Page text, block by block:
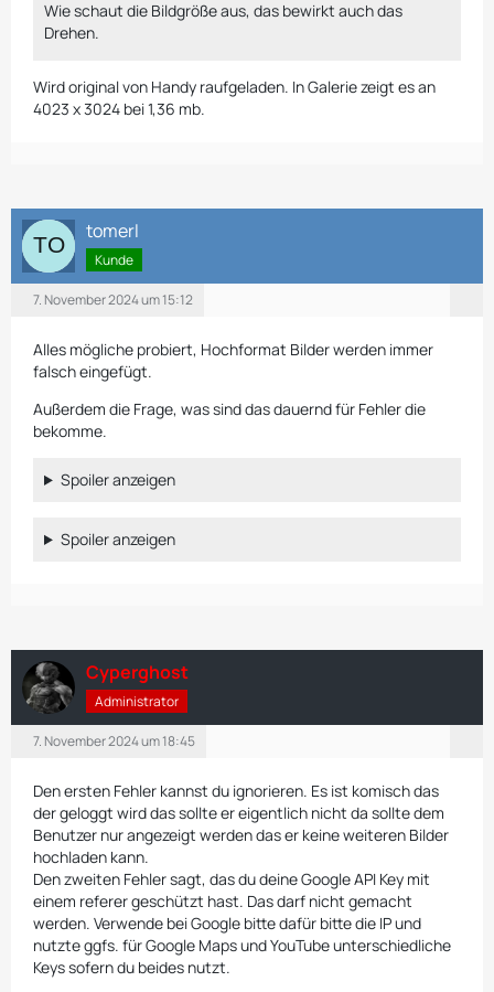
Wie schaut die Bildgröße aus, das bewirkt auch das
Drehen.
Wird original von Handy raufgeladen. In Galerie zeigt es an
4023 x 3024 bei 1,36 mb.
tomerl
Kunde
7. November 2024 um 15:12
Alles mögliche probiert, Hochformat Bilder werden immer
falsch eingefügt.
Außerdem die Frage, was sind das dauernd für Fehler die
bekomme.
Spoiler anzeigen
Spoiler anzeigen
Cyperghost
Administrator
7. November 2024 um 18:45
Den ersten Fehler kannst du ignorieren. Es ist komisch das
der geloggt wird das sollte er eigentlich nicht da sollte dem
Benutzer nur angezeigt werden das er keine weiteren Bilder
hochladen kann.
Den zweiten Fehler sagt, das du deine Google API Key mit
einem referer geschützt hast. Das darf nicht gemacht
werden. Verwende bei Google bitte dafür bitte die IP und
nutzte ggfs. für Google Maps und YouTube unterschiedliche
Keys sofern du beides nutzt.